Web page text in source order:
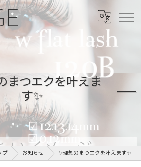
まつエクを叶えま
す✨
プ お知らせ ✨理想のまつエクを叶えます✨